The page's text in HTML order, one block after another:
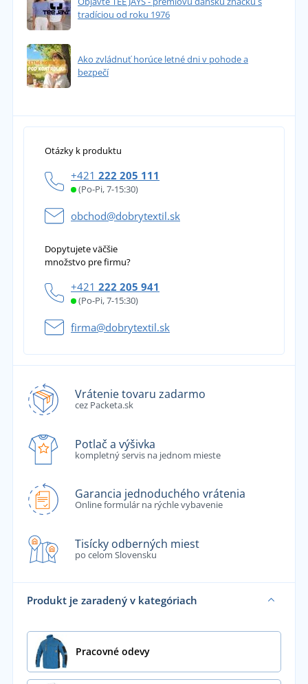
tradíciou od roku 1976
Ako zvládnuť horúce letné dni v pohode a
bezpečí
Otázky k produktu
+421 222 205 111
(Po-Pi, 7-15:30)
obchod@dobrytextil.sk
Dopytujete väčšie
množstvo pre firmu?
+421 222 205 941
(Po-Pi, 7-15:30)
firma@dobrytextil.sk
Vrátenie tovaru zadarmo
cez Packeta.sk
Potlač a výšivka
kompletný servis na jednom mieste
Garancia jednoduchého vrátenia
Online formulár na rýchle vybavenie
Tisícky odberných miest
po celom Slovensku
Produkt je zaradený v kategóriach
Pracovné odevy